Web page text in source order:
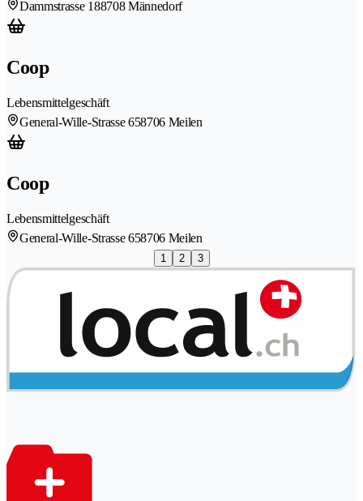
Dammstrasse 188708 Männedorf
Coop
Lebensmittelgeschäft
General-Wille-Strasse 658706 Meilen
Coop
Lebensmittelgeschäft
General-Wille-Strasse 658706 Meilen
1 2 3